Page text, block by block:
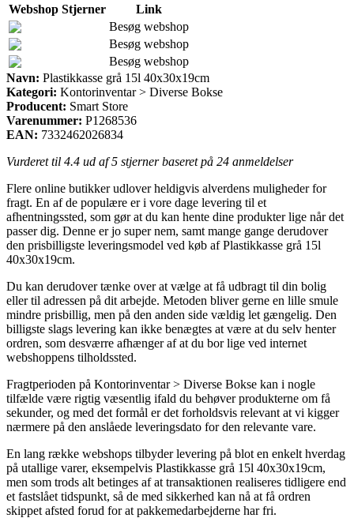
Webshop Stjerner
Link
Besøg webshop
Besøg webshop
Besøg webshop
Navn: Plastikkasse grå 15l 40x30x19cm
Kategori: Kontorinventar > Diverse Bokse
Producent: Smart Store
Varenummer: P1268536
EAN: 7332462026834
Vurderet til 4.4 ud af 5 stjerner baseret på 24 anmeldelser
Flere online butikker udlover heldigvis alverdens muligheder for
fragt. En af de populære er i vore dage levering til et
afhentningssted, som gør at du kan hente dine produkter lige når det
passer dig. Denne er jo super nem, samt mange gange derudover
den prisbilligste leveringsmodel ved køb af Plastikkasse grå 15l
40x30x19cm.
Du kan derudover tænke over at vælge at få udbragt til din bolig
eller til adressen på dit arbejde. Metoden bliver gerne en lille smule
mindre prisbillig, men på den anden side vældig let gængelig. Den
billigste slags levering kan ikke benægtes at være at du selv henter
ordren, som desværre afhænger af at du bor lige ved internet
webshoppens tilholdssted.
Fragtperioden på Kontorinventar > Diverse Bokse kan i nogle
tilfælde være rigtig væsentlig ifald du behøver produkterne om få
sekunder, og med det formål er det forholdsvis relevant at vi kigger
nærmere på den anslåede leveringsdato for den relevante vare.
En lang række webshops tilbyder levering på blot en enkelt hverdag
på utallige varer, eksempelvis Plastikkasse grå 15l 40x30x19cm,
men som trods alt betinges af at transaktionen realiseres tidligere end
et fastslået tidspunkt, så de med sikkerhed kan nå at få ordren
skippet afsted forud for at pakkemedarbejderne har fri.